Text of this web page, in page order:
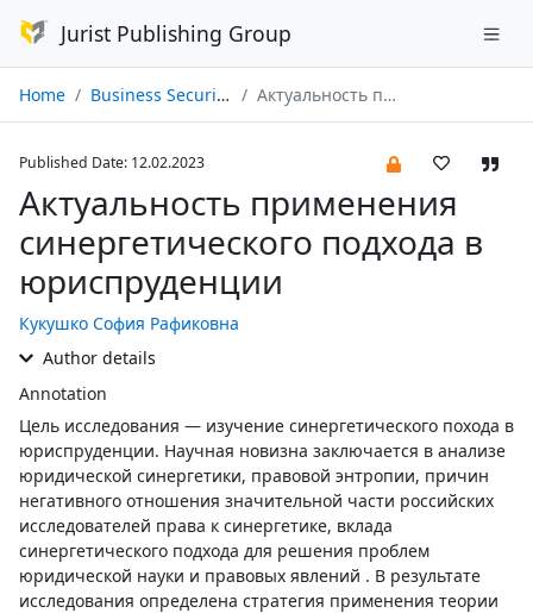
Jurist Publishing Group
Home Business Security № 01/2023 Актуальность применения синергетического подхода в юриспруденции
Published Date: 12.02.2023
Актуальность применения
синергетического подхода в
юриспруденции
Кукушко София Рафиковна
Author details
Annotation
Цель исследования — изучение синергетического похода в
юриспруденции. Научная новизна заключается в анализе
юридической синергетики, правовой энтропии, причин
негативного отношения значительной части российских
исследователей права к синергетике, вклада
синергетического подхода для решения проблем
юридической науки и правовых явлений . В результате
исследования определена стратегия применения теории